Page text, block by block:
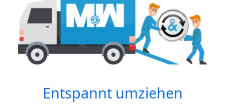
Entspannt umziehen